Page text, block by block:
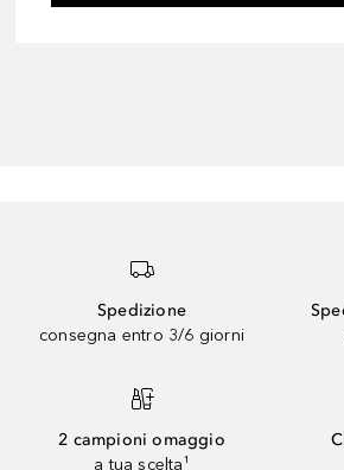
Spedizione
consegna entro 3/6 giorni
2 campioni omaggio
a tua scelta¹